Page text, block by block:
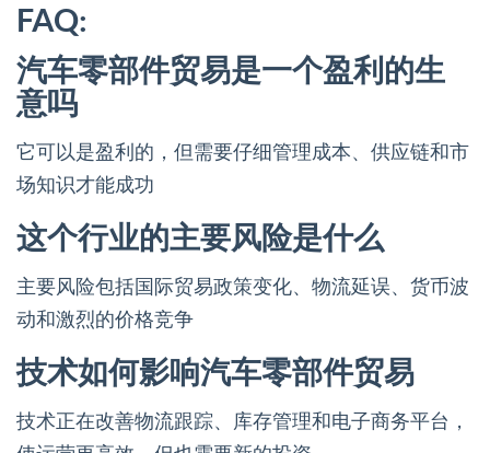
FAQ:
汽车零部件贸易是一个盈利的生
意吗
它可以是盈利的，但需要仔细管理成本、供应链和市
场知识才能成功
这个行业的主要风险是什么
主要风险包括国际贸易政策变化、物流延误、货币波
动和激烈的价格竞争
技术如何影响汽车零部件贸易
技术正在改善物流跟踪、库存管理和电子商务平台，